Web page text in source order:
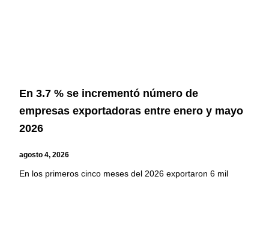
En 3.7 % se incrementó número de
empresas exportadoras entre enero y mayo
2026
agosto 4, 2026
En los primeros cinco meses del 2026 exportaron 6 mil